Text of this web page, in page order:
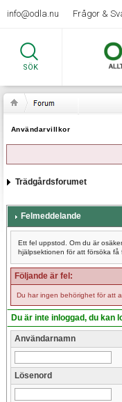
info@odla.nu Frågor &
SÖK
Användarvillkor
Trädgårdsforumet
Felmeddelande
Ett fel uppstod. Om du är
hjälpsektionen för att försöka få
Följande är fel:
Du har ingen behörighet för att
Du är inte inloggad, du kan
Användarnamn
Lösenord